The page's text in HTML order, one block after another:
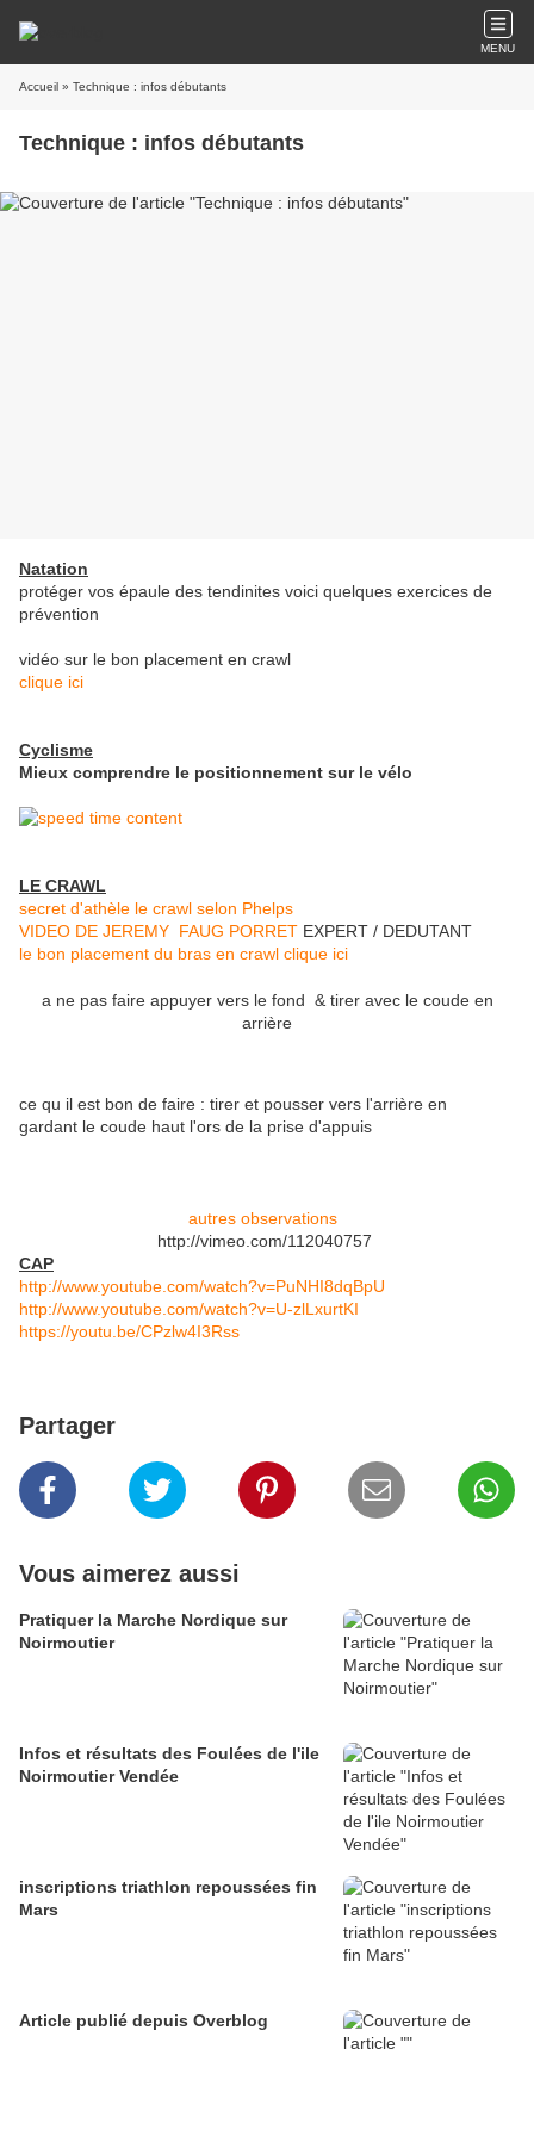
MENU
Accueil » Technique : infos débutants
Technique : infos débutants
Natation
protéger vos épaule des tendinites voici quelques exercices de
prévention
vidéo sur le bon placement en crawl
clique ici
Cyclisme
Mieux comprendre le positionnement sur le vélo
LE CRAWL
secret d'athèle le crawl selon Phelps
VIDEO DE JEREMY FAUG PORRET EXPERT / DEDUTANT
le bon placement du bras en crawl clique ici
a ne pas faire appuyer vers le fond & tirer avec le coude en
arrière
ce qu il est bon de faire : tirer et pousser vers l'arrière en
gardant le coude haut l'ors de la prise d'appuis
autres observations
http://vimeo.com/112040757
CAP
http://www.youtube.com/watch?v=PuNHI8dqBpU
http://www.youtube.com/watch?v=U-zlLxurtKI
https://youtu.be/CPzlw4I3Rss
Partager
Vous aimerez aussi
Pratiquer la Marche Nordique sur
Noirmoutier
Infos et résultats des Foulées de l'ile
Noirmoutier Vendée
inscriptions triathlon repoussées fin
Mars
Article publié depuis Overblog